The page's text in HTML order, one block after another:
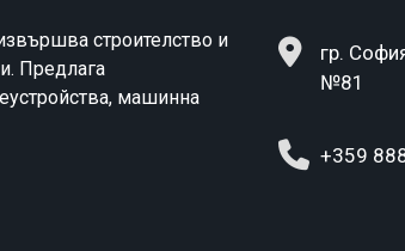
строителство и
Предлага
машинна
гр.
№81
+359